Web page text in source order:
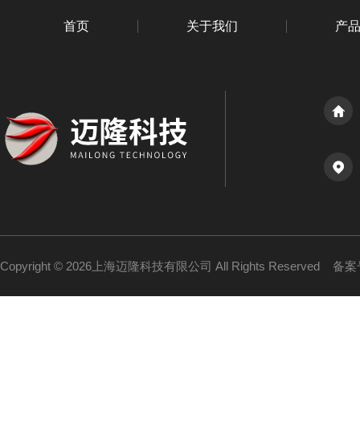
首页 关于我们 产
Copyright © 2026上海迈隆科技有限公司 All Rights Reserved 备案